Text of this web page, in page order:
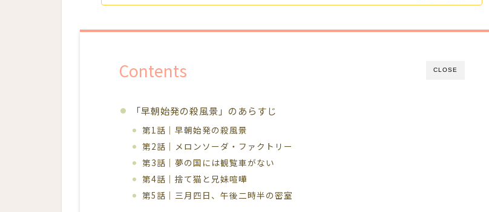
CLOSE
Contents
「早朝始発の殺風景」のあらすじ
第1話｜早朝始発の殺風景
第2話｜メロンソーダ・ファクトリー
第3話｜夢の国には観覧車がない
第4話｜捨て猫と兄妹喧嘩
第5話｜三月四日、午後二時半の密室